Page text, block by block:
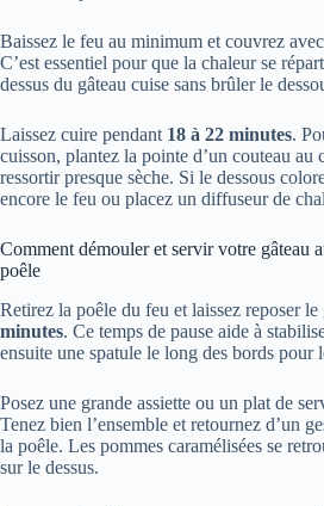
Baissez le feu au minimum et couvrez
C’est essentiel pour que la chaleur se
dessus du gâteau cuise sans brûler le
Laissez cuire pendant 18 à 22 minutes.
cuisson, plantez la pointe d’un couteau au
ressortir presque sèche. Si le dessous
encore le feu ou placez un diffuseur de
Comment démouler et servir votre gâteau
poêle
Retirez la poêle du feu et laissez reposer le
minutes. Ce temps de pause aide à
ensuite une spatule le long des bords pour
Posez une grande assiette ou un plat de
Tenez bien l’ensemble et retournez d’un
la poêle. Les pommes caramélisées se
sur le dessus.